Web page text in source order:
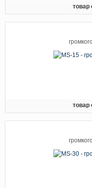
товар
товар